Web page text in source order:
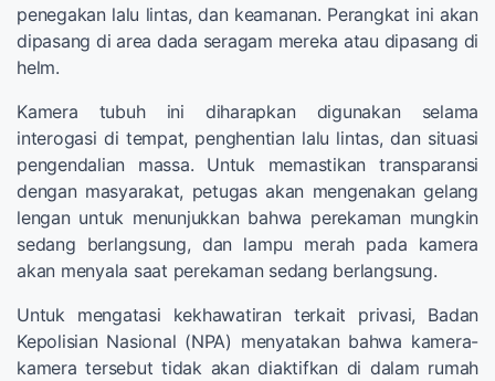
penegakan lalu lintas, dan keamanan. Perangkat ini akan
dipasang di area dada seragam mereka atau dipasang di
helm.
Kamera tubuh ini diharapkan digunakan selama
interogasi di tempat, penghentian lalu lintas, dan situasi
pengendalian massa. Untuk memastikan transparansi
dengan masyarakat, petugas akan mengenakan gelang
lengan untuk menunjukkan bahwa perekaman mungkin
sedang berlangsung, dan lampu merah pada kamera
akan menyala saat perekaman sedang berlangsung.
Untuk mengatasi kekhawatiran terkait privasi, Badan
Kepolisian Nasional (NPA) menyatakan bahwa kamera-
kamera tersebut tidak akan diaktifkan di dalam rumah